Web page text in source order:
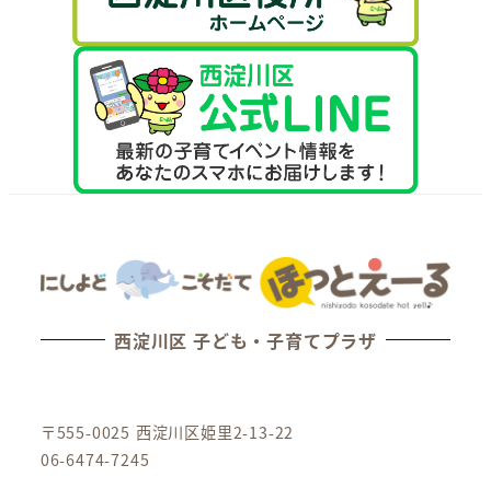
西淀川区 子ども・子育てプラザ
〒555-0025 西淀川区姫里2-13-22
06-6474-7245